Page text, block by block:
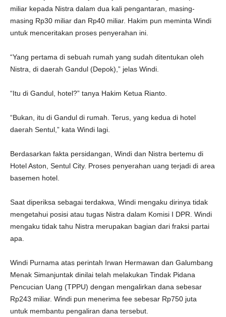
miliar kepada Nistra dalam dua kali pengantaran, masing-
masing Rp30 miliar dan Rp40 miliar. Hakim pun meminta Windi
untuk menceritakan proses penyerahan ini.
“Yang pertama di sebuah rumah yang sudah ditentukan oleh
Nistra, di daerah Gandul (Depok),” jelas Windi.
“Itu di Gandul, hotel?” tanya Hakim Ketua Rianto.
“Bukan, itu di Gandul di rumah. Terus, yang kedua di hotel
daerah Sentul,” kata Windi lagi.
Berdasarkan fakta persidangan, Windi dan Nistra bertemu di
Hotel Aston, Sentul City. Proses penyerahan uang terjadi di area
basemen hotel.
Saat diperiksa sebagai terdakwa, Windi mengaku dirinya tidak
mengetahui posisi atau tugas Nistra dalam Komisi I DPR. Windi
mengaku tidak tahu Nistra merupakan bagian dari fraksi partai
apa.
Windi Purnama atas perintah Irwan Hermawan dan Galumbang
Menak Simanjuntak dinilai telah melakukan Tindak Pidana
Pencucian Uang (TPPU) dengan mengalirkan dana sebesar
Rp243 miliar. Windi pun menerima fee sebesar Rp750 juta
untuk membantu pengaliran dana tersebut.